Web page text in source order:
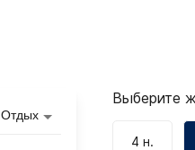
Отдых
Выберите
4 н.